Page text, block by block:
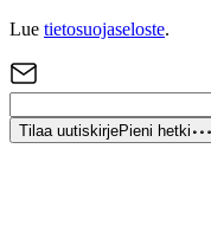
Lue tietosuojaseloste.
Tilaa uutiskirjePieni hetki